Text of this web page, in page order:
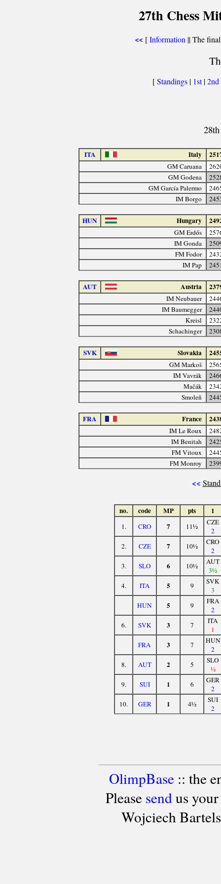
27th Chess
<< [Information || The
[Standings | 1st|2nd
ITA Italy
GM Caruana
GM Godena
GM García Palermo
IM Borgo
HUN Hungary
GM Erdős
IM Gonda
FM Fodor
IM Pap
AUT Austria
IM Neubauer
IM Baumegger
Kreisl
Schachinger
SVK Slovakia
GM Markoš
IM Vavrák
Mačák
Smoleň
FRA France
IM Le Roux
IM Benitah
FM Vitoux
FM Monroy
<<
no. code MP pts 1
1. CRO 7 11½
CZE
2
2.
CZE 7 10½
CRO
2
3.
SLO 6 10½
AUT
3½
4.
ITA 5 9
SVK
3
HUN
5 9
FRA
2
6.
SVK 3 7
ITA
1
FRA
3 7
HUN
2
8.
AUT 2 5
SLO
½
9.
SUI 1 6
GER
2
10.
GER 1 4½
SUI
2
OlimpBase:: the
Please sendus your
Wojciech